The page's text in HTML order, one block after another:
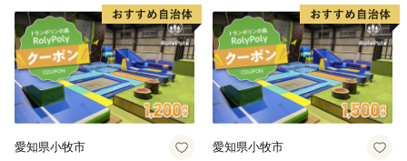
愛知県小牧市 愛知県小牧市